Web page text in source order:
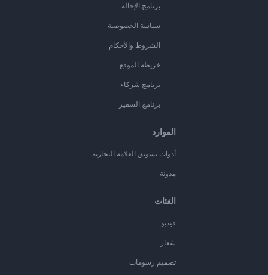
برنامج الإحالة
سياسة الخصوصية
الشروط والأحكام
خريطة الموقع
برنامج شركاء
برنامج السفير
الموارد
أدوات تسويق العلامة التجارية
مدونة
الفئات
فيديو
شعار
تصميم رسومات